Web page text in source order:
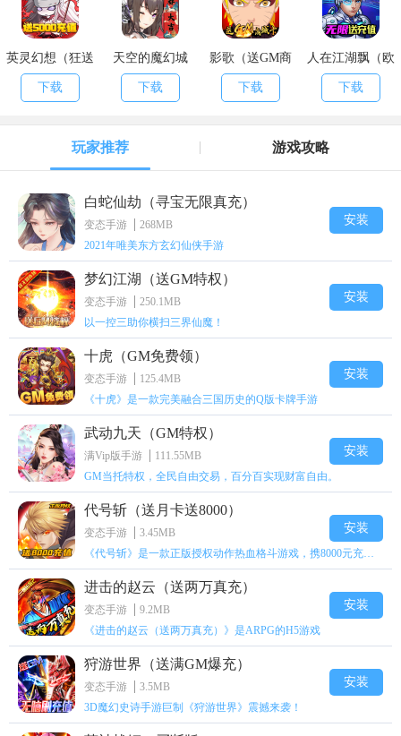
英灵幻想（狂送
5000充）
下载
天空的魔幻城
（送无限充值）
下载
影歌（送GM商
城卡）
下载
人在江湖飘（欧
皇抽千充）
下载
玩家推荐 游戏攻略
白蛇仙劫（寻宝无限真充）
变态手游
268MB
2021年唯美东方玄幻仙侠手游
安装
梦幻江湖（送GM特权）
变态手游
250.1MB
以一控三助你横扫三界仙魔！
安装
十虎（GM免费领）
变态手游
125.4MB
《十虎》是一款完美融合三国历史的Q版卡牌手游
安装
武动九天（GM特权）
满Vip版手游
111.55MB
GM当托特权，全民自由交易，百分百实现财富自由。
安装
代号斩（送月卡送8000）
变态手游
3.45MB
《代号斩》是一款正版授权动作热血格斗游戏，携8000元充值壕礼福利来袭！
安装
进击的赵云（送两万真充）
变态手游
9.2MB
《进击的赵云（送两万真充）》是ARPG的H5游戏
安装
狩游世界（送满GM爆充）
变态手游
3.5MB
3D魔幻史诗手游巨制《狩游世界》震撼来袭！
安装